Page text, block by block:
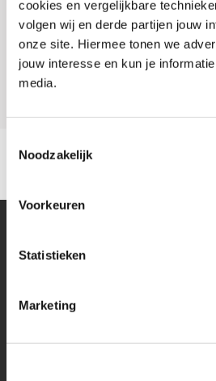
cookies en vergelijkbare
volgen wij en derde partijen jouw
onze site. Hiermee tonen we
jouw interesse en kun je
media.
Noodzakelijk
Voorkeuren
Statistieken
Marketing
Conditie
Nieuw
Rijbewijs type
A
Model
MULTISTRADA V2
Financier
Eenvoudig, flexibel en verantwoord